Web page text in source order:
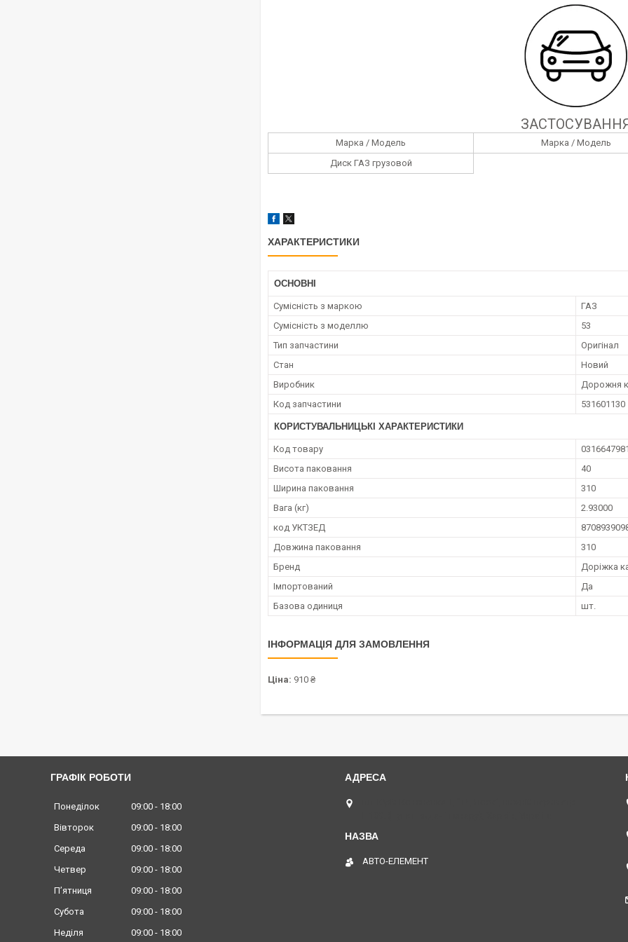
Марка / Модель
Марка / Модель
Диск ГАЗ грузовой
ХАРАКТЕРИСТИКИ
ОСНОВНІ
Сумісність з маркою
ГАЗ
Сумісність з моделлю
53
Тип запчастини
Оригінал
Стан
Новий
Виробник
Дорожня
Код запчастини
531601130
КОРИСТУВАЛЬНИЦЬКІ ХАРАКТЕРИСТИКИ
Код товару
Висота паковання
40
Ширина паковання
310
Вага (кг)
2.93000
код УКТЗЕД
Довжина паковання
310
Бренд
Доріжка
Імпортований
Да
Базова одиниця
шт.
ІНФОРМАЦІЯ ДЛЯ ЗАМОВЛЕННЯ
Ціна: 910 ₴
ГРАФІК РОБОТИ
Понеділок 09:00
18:00
Вівторок
09:00
18:00
Середа
09:00
18:00
Четвер
09:00
18:00
Пʼятниця
09:00
18:00
Субота
09:00
18:00
Неділя
09:00 18:00
АВТО-ЕЛЕМЕНТ